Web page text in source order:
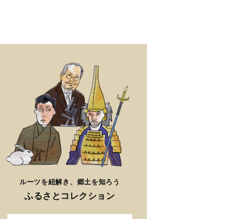
ルーツを紐解き、郷土を知ろう
ふるさとコレクション